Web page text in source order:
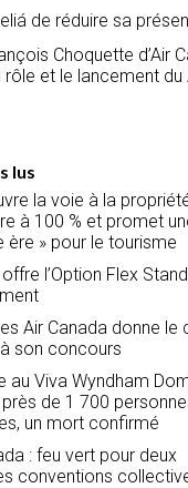
de réduire sa
Choquette d’Air
et le lancement du
lus
la voie à la
à 100 % et promet
ère » pour le tourisme
l’Option Flex
Air Canada donne le
à son concours
au Viva Wyndham
de 1 700
un mort confirmé
: feu vert pour deux
conventions